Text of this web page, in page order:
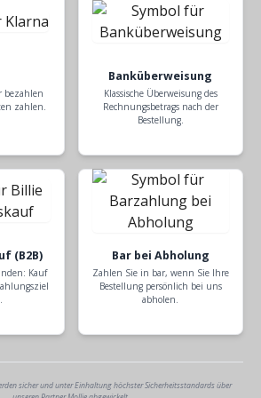
bezahlen
zahlen.
Banküberweisung
Klassische Überweisung des
Rechnungsbetrags nach der
Bestellung.
(B2B)
Kauf
Bar bei Abholung
Zahlen Sie in bar, wenn Sie Ihre
Bestellung persönlich bei uns
abholen.
sicher und unter Einhaltung höchster Sicherheitsstandards über